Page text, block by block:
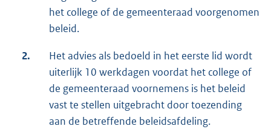
het college of de gemeenteraad voorgenomen
beleid.
2.
Het advies als bedoeld in het eerste lid wordt
uiterlijk 10 werkdagen voordat het college of
de gemeenteraad voornemens is het beleid
vast te stellen uitgebracht door toezending
aan de betreffende beleidsafdeling.